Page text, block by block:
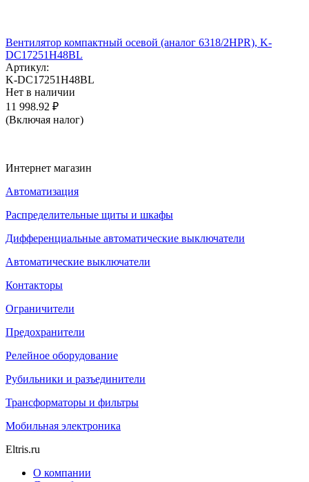
Вентилятор компактный осевой (аналог 6318/2HPR), K-
DC17251H48BL
Артикул:
K-DC17251H48BL
Нет в наличии
11 998.92 ₽
(Включая налог)
Интернет магазин
Автоматизация
Распределительные щиты и шкафы
Дифференциальные автоматические выключатели
Автоматические выключатели
Контакторы
Ограничители
Предохранители
Релейное оборудование
Рубильники и разъединители
Трансформаторы и фильтры
Мобильная электроника
Eltris.ru
О компании